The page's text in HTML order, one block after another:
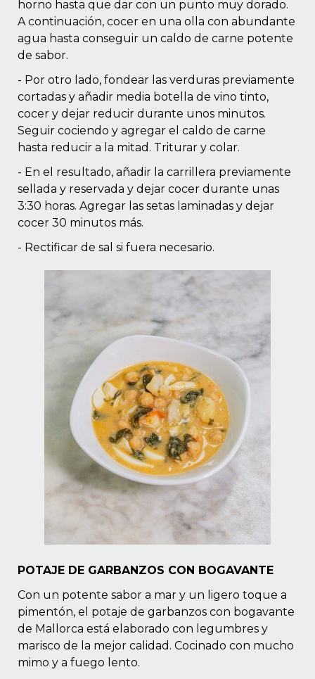
horno hasta que dar con un punto muy dorado.
A continuación, cocer en una olla con abundante
agua hasta conseguir un caldo de carne potente
de sabor.
- Por otro lado, fondear las verduras previamente
cortadas y añadir media botella de vino tinto,
cocer y dejar reducir durante unos minutos.
Seguir cociendo y agregar el caldo de carne
hasta reducir a la mitad. Triturar y colar.
- En el resultado, añadir la carrillera previamente
sellada y reservada y dejar cocer durante unas
3:30 horas. Agregar las setas laminadas y dejar
cocer 30 minutos más.
- Rectificar de sal si fuera necesario.
POTAJE DE GARBANZOS CON BOGAVANTE
Con un potente sabor a mar y un ligero toque a
pimentón, el potaje de garbanzos con bogavante
de Mallorca está elaborado con legumbres y
marisco de la mejor calidad. Cocinado con mucho
mimo y a fuego lento.